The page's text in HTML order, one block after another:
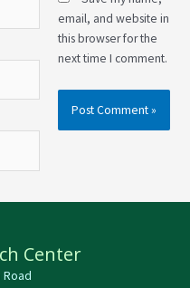
email, and website in
this browser for the
next time I comment.
Center
Road